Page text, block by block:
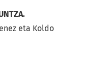
eta Koldo